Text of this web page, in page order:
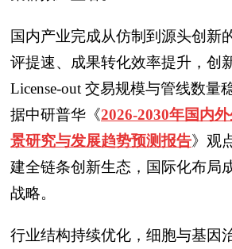
国内产业完成从仿制到源头创新
评提速、成果转化效率提升，创
License-out 交易规模与管线数量
据中研普华《2026-2030年国内
景研究与发展趋势预测报告》观
建全链条创新生态，国际化布局
战略。
行业结构持续优化，细胞与基因